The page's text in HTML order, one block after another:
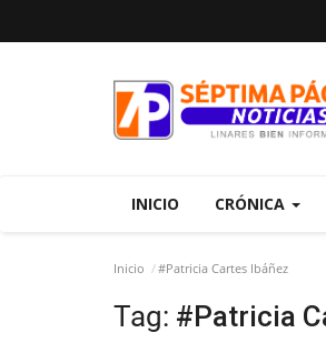
INICIO CRÓNICA
Inicio #Patricia Cartes Ibáñez
Tag: #Patricia